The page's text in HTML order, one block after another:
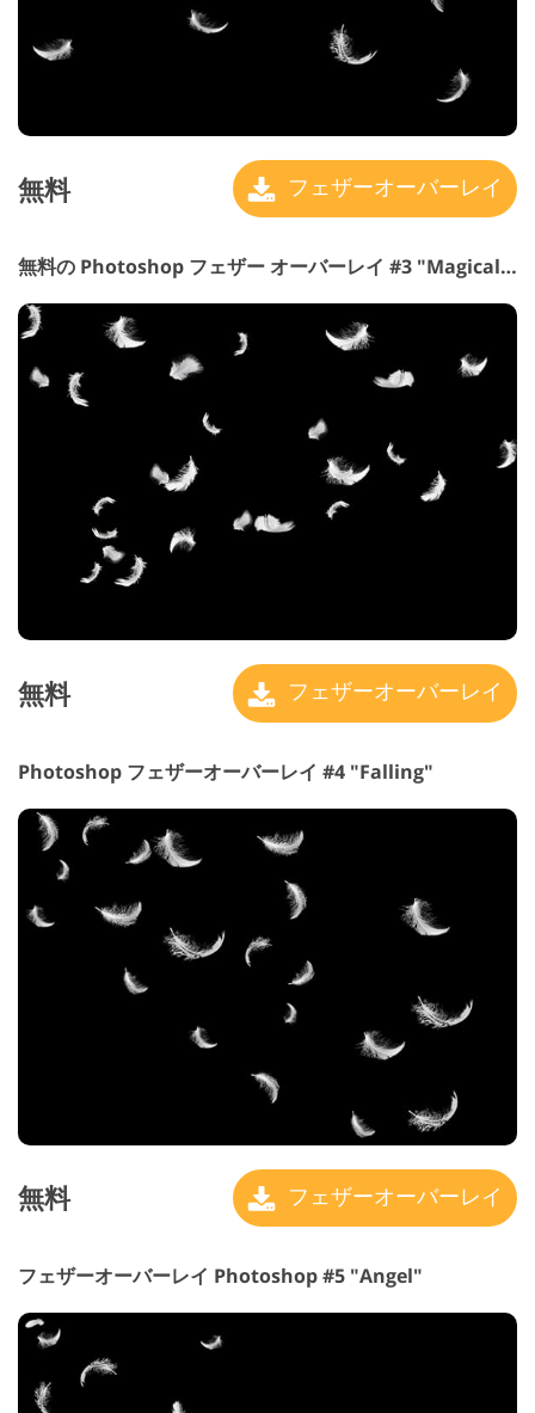
無料 フェザーオーバーレイ
無料の Photoshop フェザー オーバーレイ #3 "Magical Atmosphere"
無料 フェザーオーバーレイ
Photoshop フェザーオーバーレイ #4 "Falling"
無料 フェザーオーバーレイ
フェザーオーバーレイ Photoshop #5 "Angel"